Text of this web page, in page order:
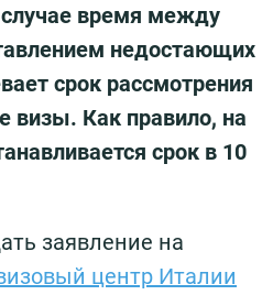
время между
недостающих
срок рассмотрения
визы. Как правило, на
срок в 10
заявление на
центр Италии